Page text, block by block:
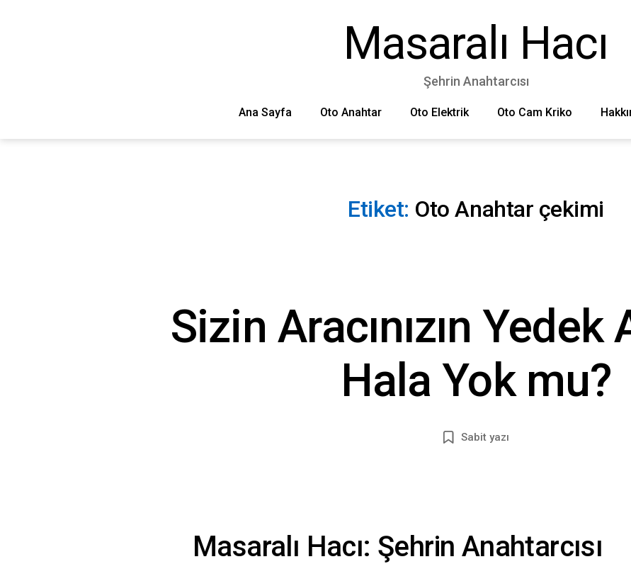
Masaralı Hacı
Şehrin Anahtarcısı
Ana Sayfa Oto Anahtar Oto Elektrik Oto Cam Kriko
Etiket: Oto Anahtar çekimi
Sizin Aracınızın Yedek
Hala Yok mu?
Sabit yazı
Masaralı Hacı: Şehrin Anahtarcısı